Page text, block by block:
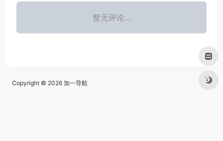
暂无评论...
Copyright © 2026 加一导航